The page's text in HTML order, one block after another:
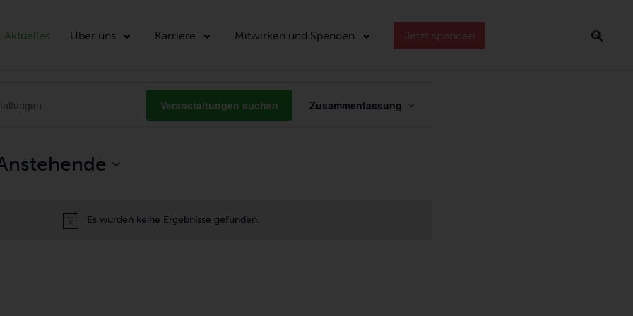
Aktuelles Über uns Karriere Mitwirken und Spenden Jetzt spenden
Suchen
Hinweis
Es wurden keine Ergebnisse gefunden.
Veranstaltungen suchen
ANSICHTEN-
Zusammenfassung